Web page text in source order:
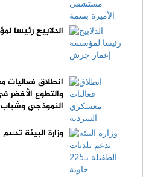
الدلابيح رئيسا
انطلاق فعاليات
والتطوع الأخضر
النموذجي
وزارة البيئة تدعم